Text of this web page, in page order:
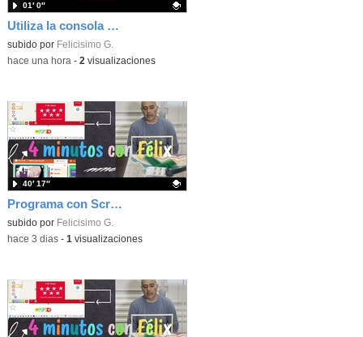
Utiliza la consola Meowbit de KIttenbot para jugar con tus programas MakeCode Arcade
Contenido educativo.
subido por Felicisimo G.
01′ 0″
-hace una hora - 2 visualizaciones
Programa con Scratch, 8 diferentes juegos para vivir la emoción de los partidos de España en el mundial 2026
Contenido educativo.
subido por Felicisimo G.
40′ 17″
-hace 3 dias- 1 visualizaciones